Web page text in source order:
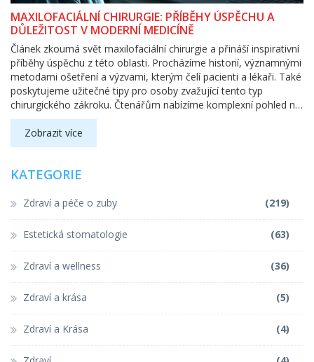
MAXILOFACIÁLNÍ CHIRURGIE: PŘÍBĚHY ÚSPĚCHU A
DŮLEŽITOST V MODERNÍ MEDICÍNĚ
Článek zkoumá svět maxilofaciální chirurgie a přináší inspirativní
příběhy úspěchu z této oblasti. Procházíme historií, významnými
metodami ošetření a výzvami, kterým čelí pacienti a lékaři. Také
poskytujeme užitečné tipy pro osoby zvažující tento typ
chirurgického zákroku. Čtenářům nabízíme komplexní pohled na
to, jak maxilofaciální chirurgie mění životy k lepšímu a jaké má
významné místo v rámci moderní medicíny.
Zobrazit více
KATEGORIE
Zdraví a péče o zuby (219)
Estetická stomatologie (63)
Zdraví a wellness (36)
Zdraví a krása (5)
Zdraví a Krása (4)